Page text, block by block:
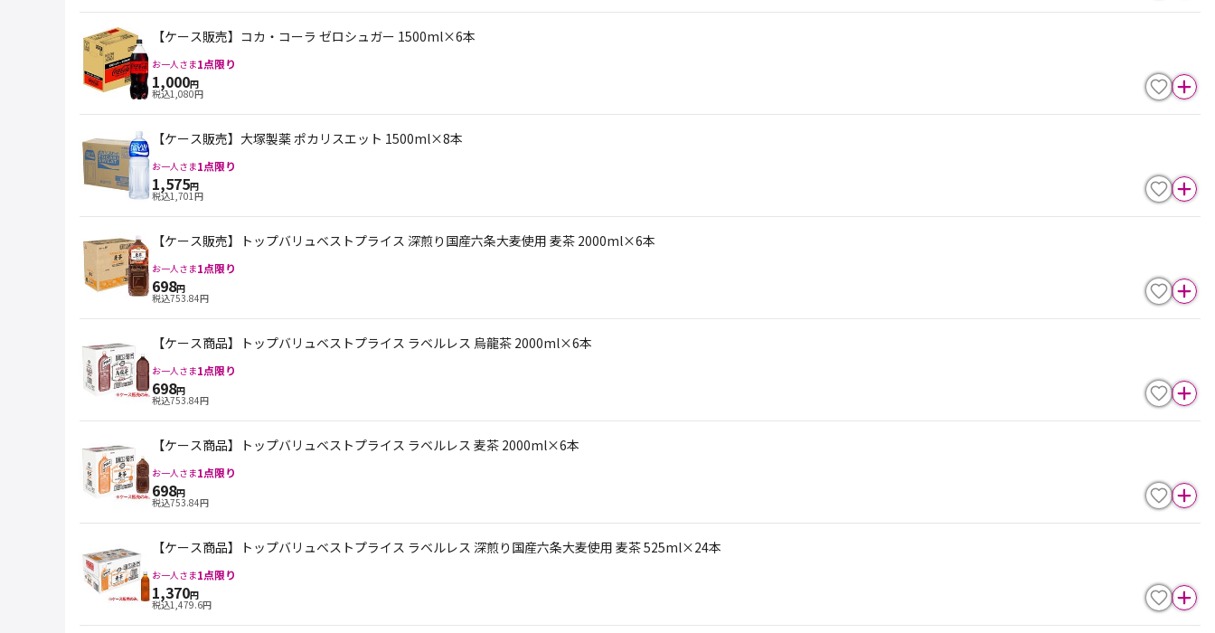
【ケース販売】コカ・コーラ ゼロシュガー 1500ml×6本
お一人さま1点限り
1,000円
税込1,080円
【ケース販売】大塚製薬 ポカリスエット 1500ml×8本
お一人さま1点限り
1,575円
税込1,701 円
【ケース販売】トップバリュベストプライス 深煎り国産六条大麦使用 麦茶 2000ml×6本
お一人さま1点限り
698円
税込753.84円
【ケース商品】トップバリュベストプライス ラベルレス 烏龍茶 2000ml×6本
お一人さま1点限り
698円
税込753.84円
【ケース商品】トップバリュベストプライス ラベルレス 麦茶 2000ml×6本
お一人さま1点限り
698円
税込753.84円
【ケース商品】トップバリュベストプライス ラベルレス 深煎り国産六条大麦使用 麦茶 525ml×24本
お一人さま1点限り
1,370円
税込1,479.6円